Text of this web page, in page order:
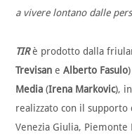
a vivere lontano dalle
TIRè prodotto dalla
Trevisan eAlberto Fasulo
Media (Irena Markovic),
realizzato con il supporto
Venezia Giulia, Piemonte